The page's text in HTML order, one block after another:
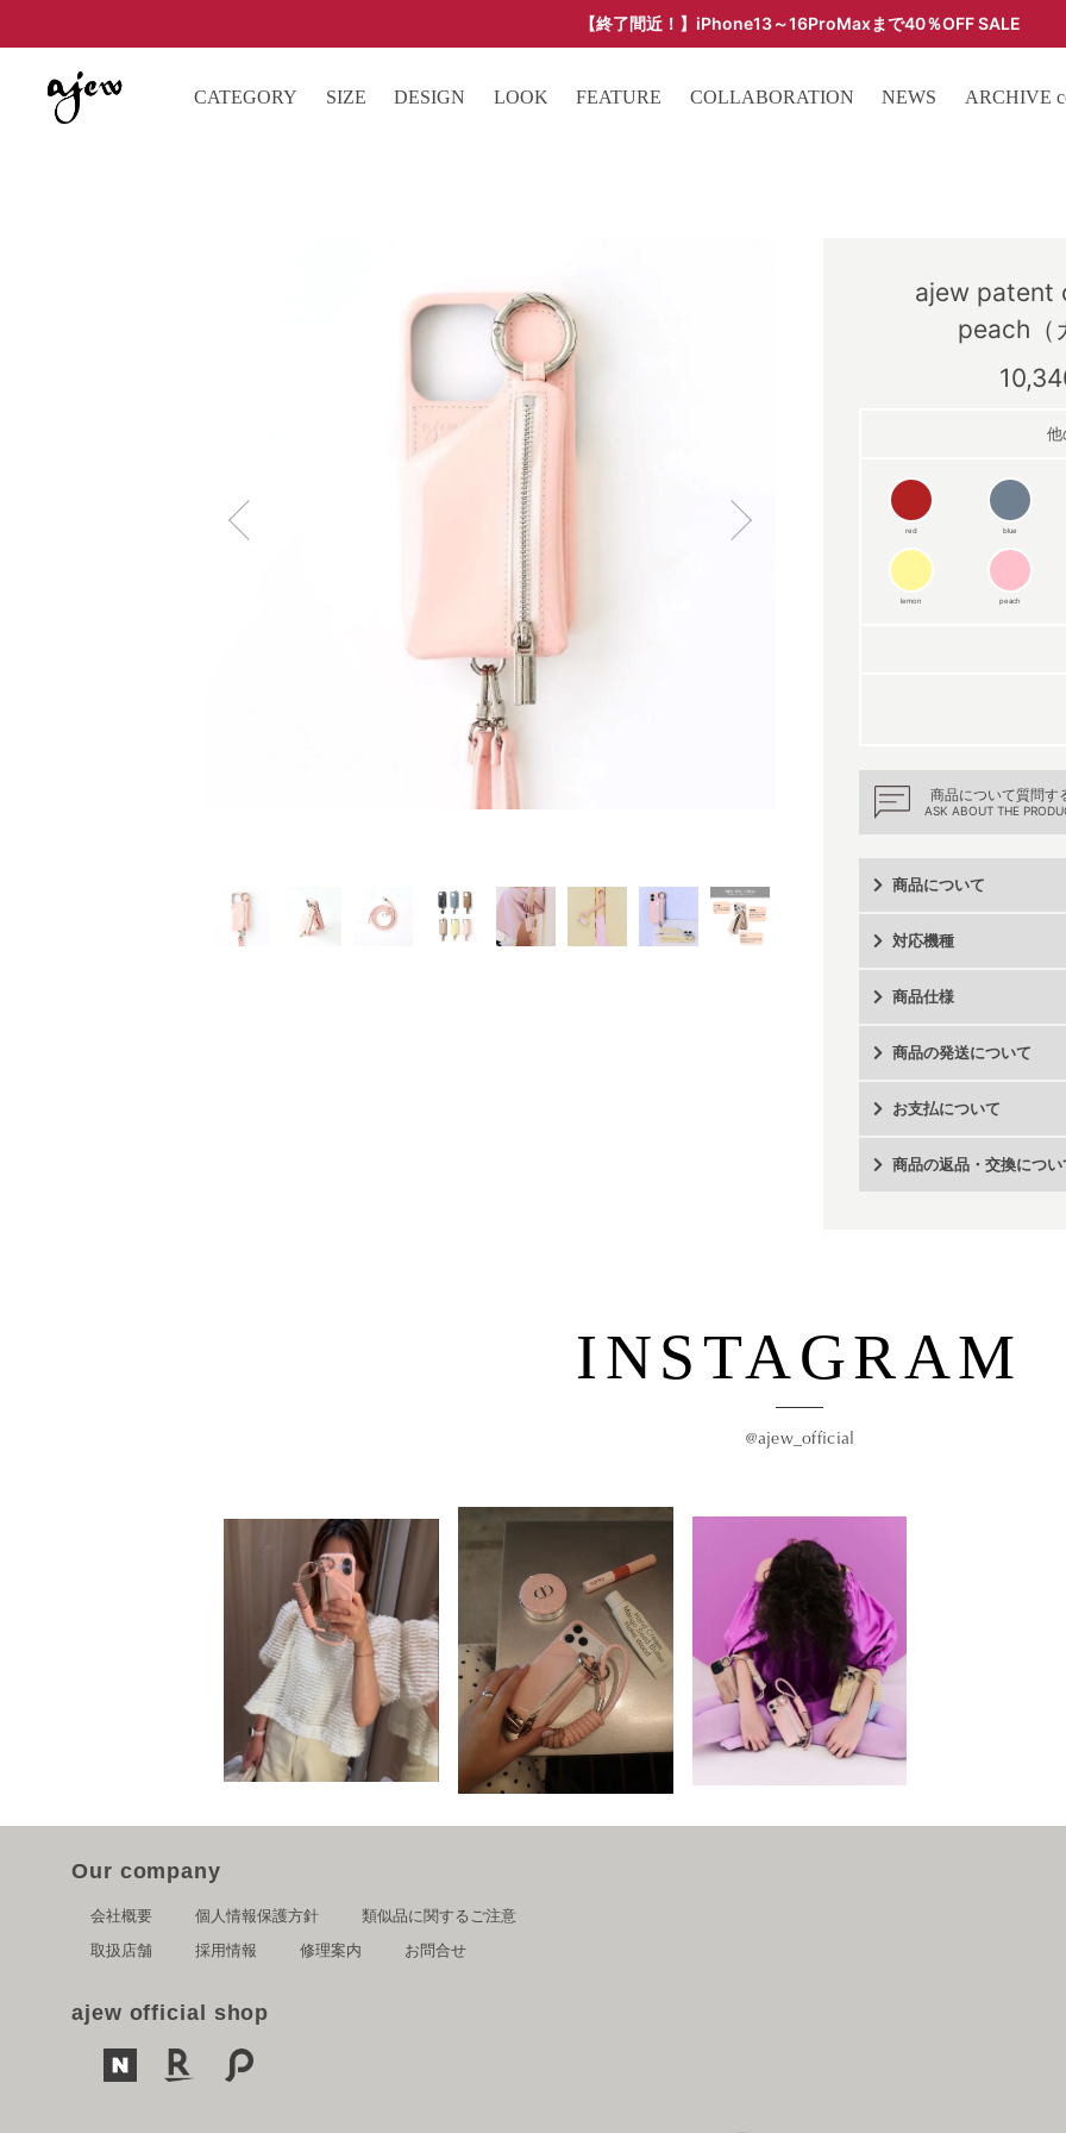
【終了間近！】iPhone13～16ProMaxまで40％OFF SALE
CATEGORY
SIZE DESIGN LOOK FEATURE COLLABORATION NEWS ARCHIVE
ajew patent
peach（
他
red blue
lemon peach
商品について質問す
ASK ABOUT THE
商品について
対応機種
商品仕様
商品の発送について
お支払について
商品の返品・交換につい
INSTAGRAM
@ajew_official
Our company
会社概要 個人情報保護方針
類似品に関するご注意
取扱店舗
採用情報 修理案内 お問合せ
ajew official shop